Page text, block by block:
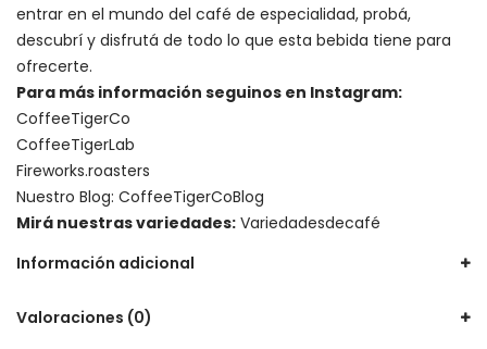
entrar en el mundo del café de especialidad, probá,
descubrí y disfrutá de todo lo que esta bebida tiene para
ofrecerte.
Para más información seguinos en Instagram:
CoffeeTigerCo
CoffeeTigerLab
Fireworks.roasters
Nuestro Blog: CoffeeTigerCoBlog
Mirá nuestras variedades: Variedadesdecafé
Información adicional
Valoraciones (0)